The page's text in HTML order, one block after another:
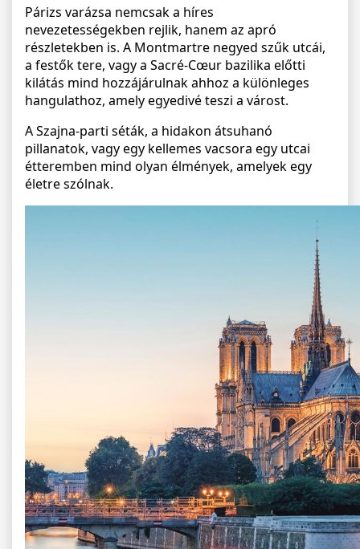
Párizs varázsa nemcsak a híres
nevezetességekben rejlik, hanem az apró
részletekben is. A Montmartre negyed szűk utcái,
a festők tere, vagy a Sacré-Cœur bazilika előtti
kilátás mind hozzájárulnak ahhoz a különleges
hangulathoz, amely egyedivé teszi a várost.
A Szajna-parti séták, a hidakon átsuhanó
pillanatok, vagy egy kellemes vacsora egy utcai
étteremben mind olyan élmények, amelyek egy
életre szólnak.